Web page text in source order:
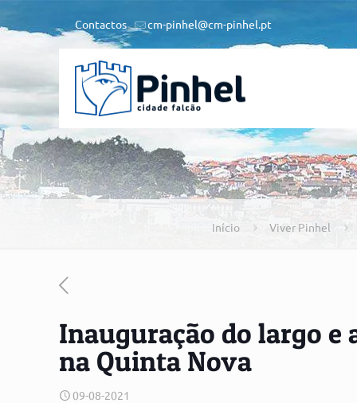
Contactos cm-pinhel@cm-pinhel.pt
Início Viver Pinhel
Inauguração do largo e
na Quinta Nova
09-08-2021